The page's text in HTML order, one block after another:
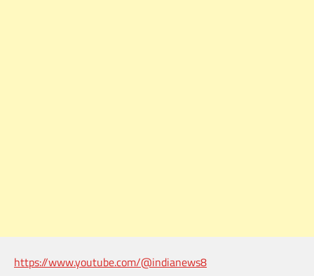
https://www.youtube.com/@indianews8